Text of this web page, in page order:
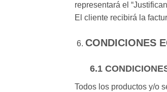
representará el
El cliente recibirá la
CONDICIONES
6.1
Todos los productos y/o